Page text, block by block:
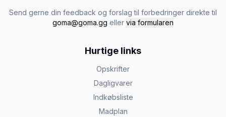
Send gerne din feedback og forslag til forbedringer direkte til
goma@goma.gg eller via formularen
Hurtige links
Opskrifter
Dagligvarer
Indkøbsliste
Madplan